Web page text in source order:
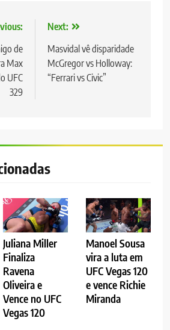
de
Max
UFC
329
Next:
Masvidal vê disparidade
McGregor vs Holloway:
“Ferrari vs Civic”
Juliana Miller
Finaliza
Ravena
Oliveira e
Vence no UFC
Vegas 120
Manoel Sousa
vira a luta em
UFC Vegas 120
e vence Richie
Miranda